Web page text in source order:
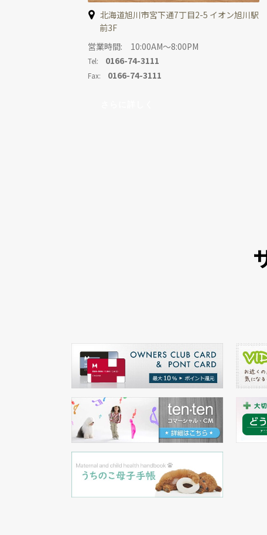
北海道旭川市宮下通7丁目2-5 イオン旭川駅
前3F
営業時間: 10:00AM～8:00PM
Tel: 0166-74-3111
Fax: 0166-74-3111